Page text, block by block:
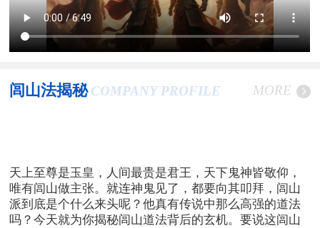
闾山法揭秘 COMPANY PROFILE MORE
天上至尊是玉皇，人间最贵是君王，天下鬼神皆敬仰，
唯有闾山做主张。就连神鬼见了，都要向其叩拜，闾山
派到底是个什么来头呢？他真有传说中那么高强的道法
吗？今天就为你揭秘闾山道法背后的玄机。要说这闾山